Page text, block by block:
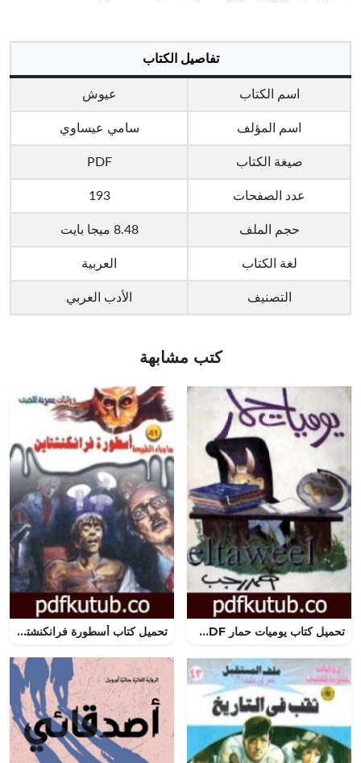
تفاصيل الكتاب
اسم الكتاب عيوش
اسم المؤلف سامي عيساوي
صيغة الكتاب PDF
عدد الصفحات 193
حجم الملف 8.48 ميجا بايت
لغة الكتاب العربية
التصنيف الأدب العربي
كتب مشابهة
تحميل كتاب يوميات حمار PDF تأليف أحمد رجب مجانا [كامل] تحميل كتاب أسطورة فرانكنشتاين – سلسلة ما وراء الطبيعة PDF تأليف أحمد خالد توفيق مجانا [كامل]